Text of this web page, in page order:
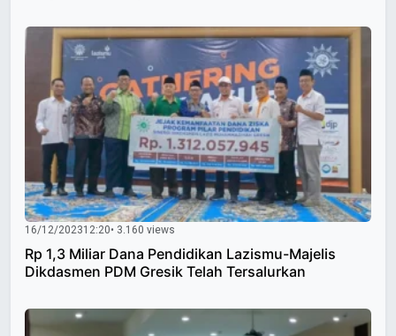
16/12/202312:20• 3.160 views
Rp 1,3 Miliar Dana Pendidikan Lazismu-Majelis
Dikdasmen PDM Gresik Telah Tersalurkan